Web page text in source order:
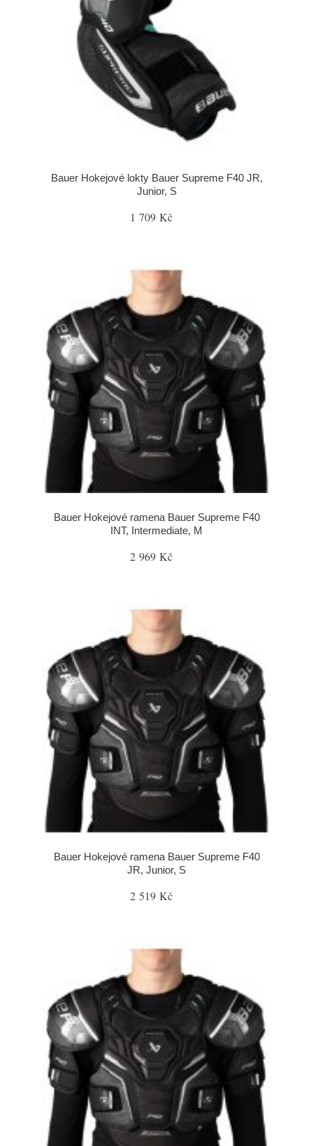
Bauer Hokejové lokty Bauer Supreme F40 JR,
Junior, S
1 709 Kč
Bauer Hokejové ramena Bauer Supreme F40
INT, Intermediate, M
2 969 Kč
Bauer Hokejové ramena Bauer Supreme F40
JR, Junior, S
2 519 Kč